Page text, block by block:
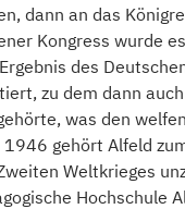
dann an das
Kongress wurde
des
zu dem dann
was den
gehört Alfeld
Weltkrieges
Hochschule